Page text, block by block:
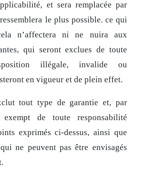
et sera remplacée par
le plus possible. ce qui
n’affectera ni ne nuira aux
qui seront exclues de toute
illégale, invalide ou
en vigueur et de plein effet.
tout type de garantie et, par
exempt de toute responsabilité
exprimés ci-dessus, ainsi que
ne peuvent pas être envisagés